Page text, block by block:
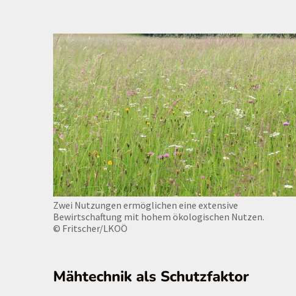
Zwei Nutzungen ermöglichen eine extensive
Bewirtschaftung mit hohem ökologischen Nutzen.
© Fritscher/LKOÖ
Mähtechnik als Schutzfaktor